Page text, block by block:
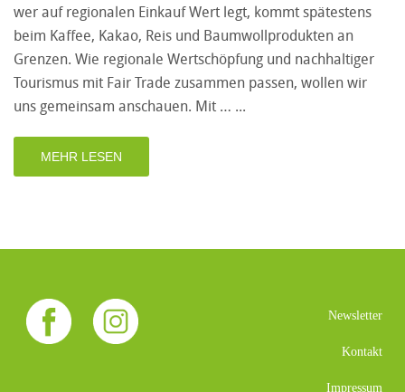
wer auf regionalen Einkauf Wert legt, kommt spätestens
beim Kaffee, Kakao, Reis und Baumwollprodukten an
Grenzen. Wie regionale Wertschöpfung und nachhaltiger
Tourismus mit Fair Trade zusammen passen, wollen wir
uns gemeinsam anschauen. Mit …
MEHR LESEN
Newsletter
Kontakt
Impressum